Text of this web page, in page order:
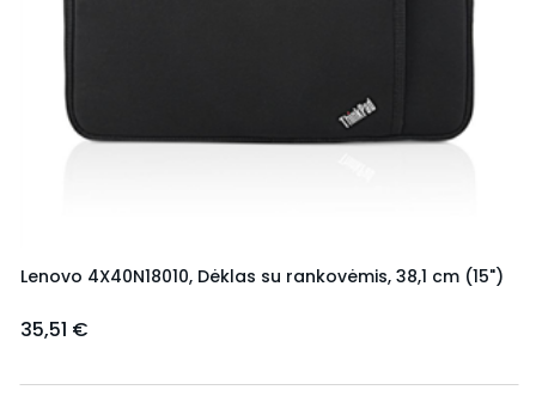
Lenovo 4X40N18010, Dėklas su rankovėmis, 38,1 cm (15")
35,51 €